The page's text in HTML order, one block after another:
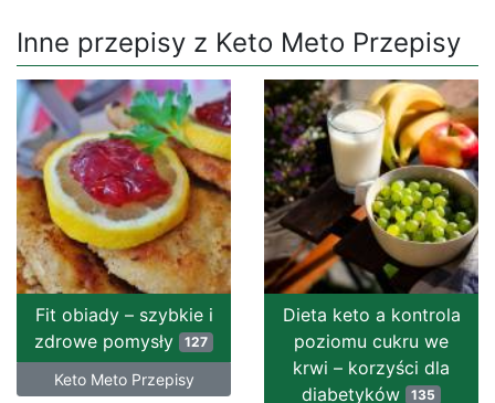
Inne przepisy z Keto Meto Przepisy
Fit obiady – szybkie i
zdrowe pomysły 127
Keto Meto Przepisy
Dieta keto a kontrola
poziomu cukru we
krwi – korzyści dla
diabetyków 135